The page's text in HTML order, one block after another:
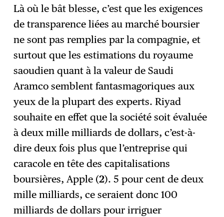
Là où le bât blesse, c’est que les exigences
de transparence liées au marché boursier
ne sont pas remplies par la compagnie, et
surtout que les estimations du royaume
saoudien quant à la valeur de Saudi
Aramco semblent fantasmagoriques aux
yeux de la plupart des experts. Riyad
souhaite en effet que la société soit évaluée
à deux mille milliards de dollars, c’est-à-
dire deux fois plus que l’entreprise qui
caracole en tête des capitalisations
boursières, Apple (2). 5 pour cent de deux
mille milliards, ce seraient donc 100
milliards de dollars pour irriguer